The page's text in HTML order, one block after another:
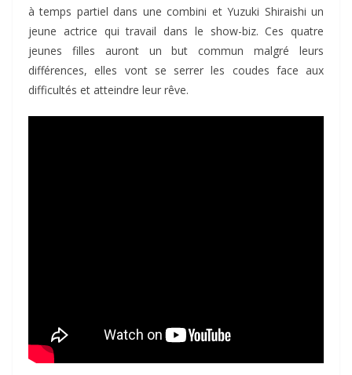
à temps partiel dans une combini et Yuzuki Shiraishi un
jeune actrice qui travail dans le show-biz. Ces quatre
jeunes filles auront un but commun malgré leurs
différences, elles vont se serrer les coudes face aux
difficultés et atteindre leur rêve.